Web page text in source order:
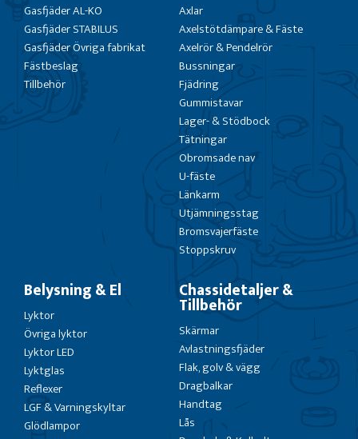
Gasfjäder AL-KO
Gasfjäder STABILUS
Gasfjäder Övriga fabrikat
Fästbeslag
Tillbehör
Axlar
Axelstötdämpare & Fäste
Axelrör & Pendelrör
Bussningar
Fjädring
Gummistavar
Lager- & Stödbock
Tätningar
Obromsade nav
U-fäste
Länkarm
Utjämningsstag
Bromsvajerfäste
Stoppskruv
Belysning & El
Lyktor
Övriga lyktor
Lyktor LED
Lyktglas
Reflexer
LGF & Varningskyltar
Glödlampor
Chassidetaljer &
Tillbehör
Skärmar
Avlastningsfjäder
Flak, golv & vägg
Dragbalkar
Handtag
Lås